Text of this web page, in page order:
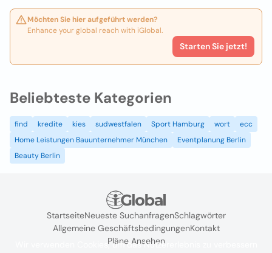
Möchten Sie hier aufgeführt werden?
Enhance your global reach with iGlobal.
Starten Sie jetzt!
Beliebteste Kategorien
find kredite kies sudwestfalen Sport Hamburg wort
ecc
Home Leistungen Bauunternehmer München
Eventplanung Berlin
Beauty Berlin
StartseiteNeueste SuchanfragenSchlagwörter
Allgemeine GeschäftsbedingungenKontakt
Pläne Ansehen
Wir verwenden Cookies, um das Nutzererlebnis zu verbessern